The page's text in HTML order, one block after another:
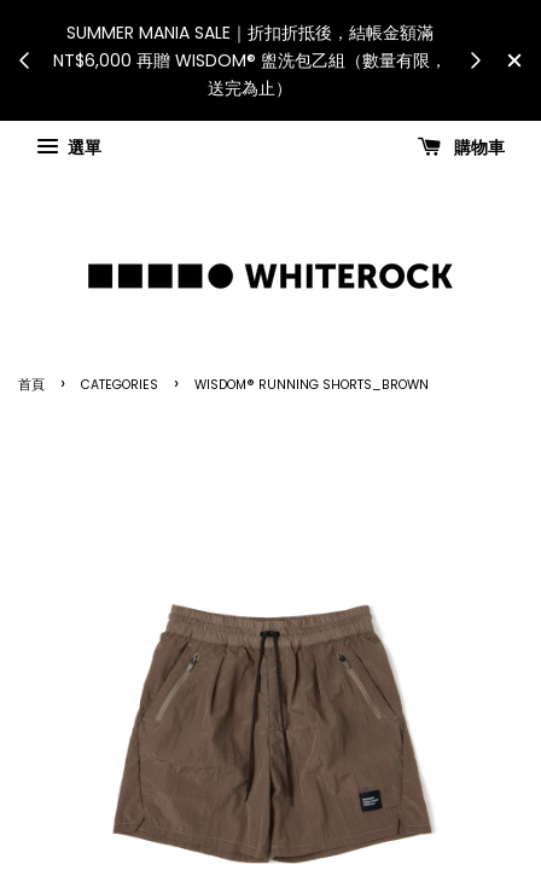
務將暫停配送。 如遇假日、天災或其
素，出貨安排可能調整，敬請見諒
International Shipping:
for all customs duties and
國進口關稅與稅費須由收
選單
購物車
首頁 › CATEGORIES › WISDOM® RUNNING SHORTS_BROWN